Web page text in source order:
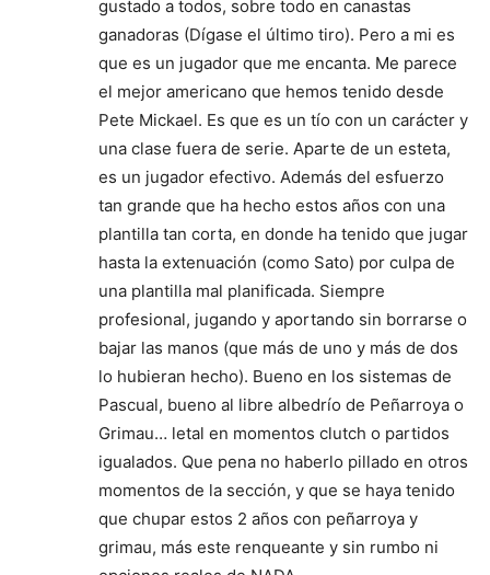
gustado a todos, sobre todo en canastas
ganadoras (Dígase el último tiro). Pero a mi es
que es un jugador que me encanta. Me parece
el mejor americano que hemos tenido desde
Pete Mickael. Es que es un tío con un carácter y
una clase fuera de serie. Aparte de un esteta,
es un jugador efectivo. Además del esfuerzo
tan grande que ha hecho estos años con una
plantilla tan corta, en donde ha tenido que jugar
hasta la extenuación (como Sato) por culpa de
una plantilla mal planificada. Siempre
profesional, jugando y aportando sin borrarse o
bajar las manos (que más de uno y más de dos
lo hubieran hecho). Bueno en los sistemas de
Pascual, bueno al libre albedrío de Peñarroya o
Grimau… letal en momentos clutch o partidos
igualados. Que pena no haberlo pillado en otros
momentos de la sección, y que se haya tenido
que chupar estos 2 años con peñarroya y
grimau, más este renqueante y sin rumbo ni